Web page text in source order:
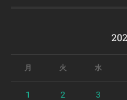
月 火 水
1 2 3